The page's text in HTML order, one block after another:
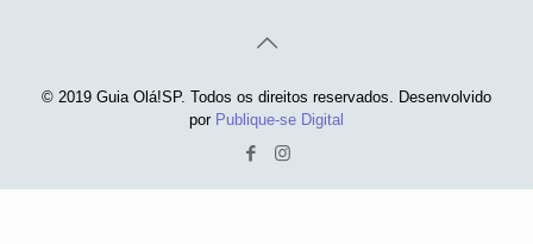
© 2019 Guia Olá!SP. Todos os direitos reservados. Desenvolvido
por Publique-se Digital